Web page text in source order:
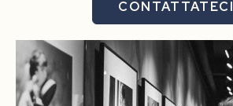
CONTATTATECI